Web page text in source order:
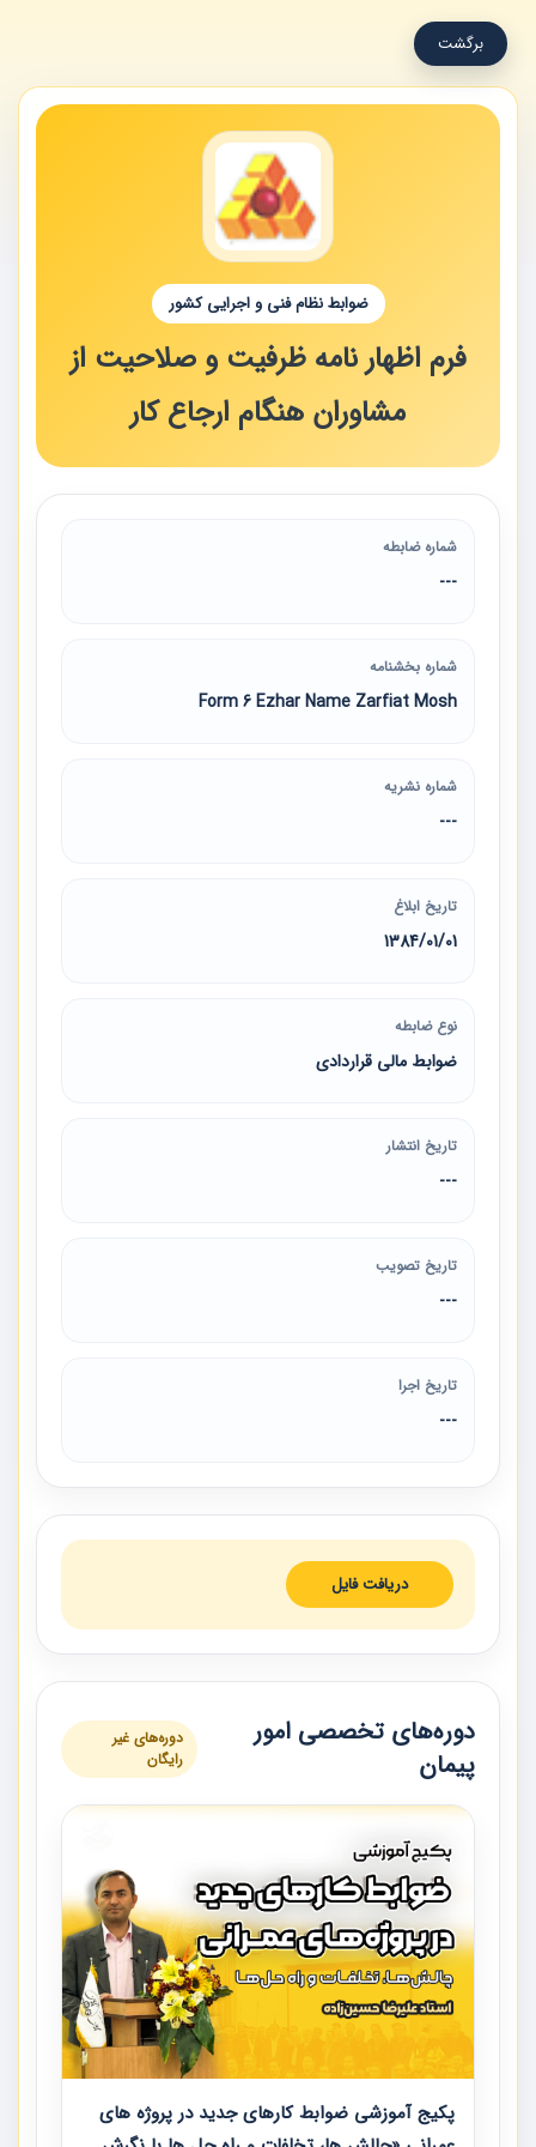
برگشت
ضوابط نظام فنی و اجرایی کشور
فرم اظهار نامه ظرفیت و صلاحیت از
مشاوران هنگام ارجاع کار
شماره ضابطه
---
شماره بخشنامه
Form 6 Ezhar Name Zarfiat Mosh
شماره نشریه
---
تاریخ ابلاغ
1384/01/01
نوع ضابطه
ضوابط مالی قراردادی
تاریخ انتشار
---
تاریخ تصویب
---
تاریخ اجرا
---
دریافت فایل
دوره‌های تخصصی امور
پیمان
دوره‌های غیر
رایگان
پکیج آموزشی ضوابط کارهای جدید در پروژه های